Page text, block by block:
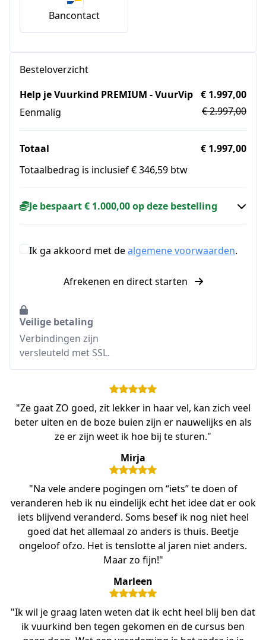
Bancontact
Besteloverzicht
Help je Vuurkind PREMIUM - VuurVip
Eenmalig
€ 1.997,00
€ 2.997,00
Totaal
€ 1.997,00
Totaalbedrag is inclusief € 346,59 btw
Je bespaart € 1.000,00 op deze bestelling
Ik ga akkoord met dealgemene voorwaarden.
Afrekenen en direct starten
Veilige betaling
Verbindingen zijn
versleuteld met SSL.
"Ze gaat ZO goed, zit lekker in haar vel, kan zich veel
beter uiten en de boze buien zijn er nauwelijks en als
ze er zijn weet ik hoe bij te sturen."
Mirja
"Na vele andere pogingen om “iets” te doen of
veranderen heb ik nu eindelijk echt het idee dat er ook
iets blijvend veranderd. Soms besef ik nog niet heel
goed dat het allemaal zo anders is thuis. Beetje
ongeloof ofzo. Het is tenslotte al jaren niet anders.
Maar zo fijn!"
Marleen
"Ik wil je graag laten weten dat ik echt heel blij ben dat
ik vuurkind ben tegen gekomen en de cursus ben